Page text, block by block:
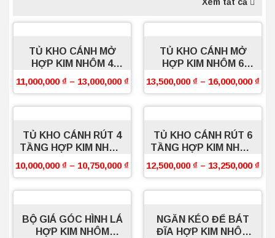
TỦ KHO CÁNH MỞ
HỢP KIM NHÔM 4
TẦNG BOSSEU
11,000,000 ₫ – 13,000,000 ₫
TỦ KHO CÁNH MỞ
HỢP KIM NHÔM 6
TẦNG BOSSEU
13,500,000 ₫ – 16,000,000 ₫
TỦ KHO CÁNH RÚT 4
TẦNG HỢP KIM NHÔM
BOSSEU
10,000,000 ₫ – 10,750,000 ₫
TỦ KHO CÁNH RÚT 6
TẦNG HỢP KIM NHÔM
BOSSEU
12,500,000 ₫ – 13,250,000 ₫
BỘ GIÁ GÓC HÌNH LÁ
HỢP KIM NHÔM
NGĂN KÉO ĐỂ BÁT
ĐĨA HỢP KIM NHÔM